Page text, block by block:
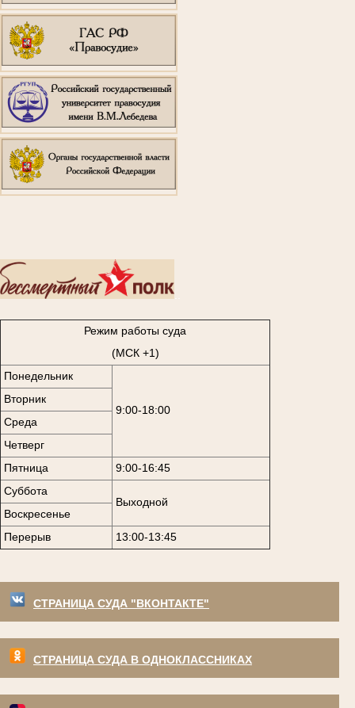
Режим работы суда
(МСК +1)
Понедельник
9:00-18:00
Вторник
Среда
Четверг
Пятница
9:00-16:45
Суббота
Выходной
Воскресенье
Перерыв
13:00-13:45
СТРАНИЦА СУДА "ВКОНТАКТЕ"
СТРАНИЦА СУДА В ОДНОКЛАССНИКАХ